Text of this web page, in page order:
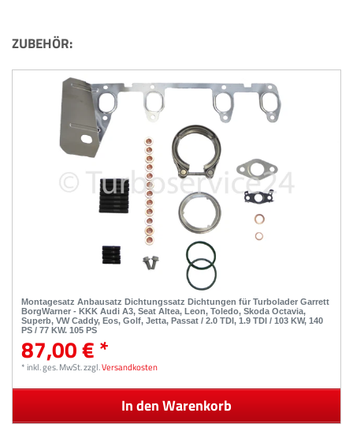
ZUBEHÖR:
Montagesatz Anbausatz Dichtungssatz Dichtungen für Turbolader Garrett
BorgWarner - KKK Audi A3, Seat Altea, Leon, Toledo, Skoda Octavia,
Superb, VW Caddy, Eos, Golf, Jetta, Passat / 2.0 TDI, 1.9 TDI / 103 KW, 140
PS / 77 KW, 105 PS
87,00 € *
*inkl. ges. MwSt.zzgl.Versandkosten
In den Warenkorb